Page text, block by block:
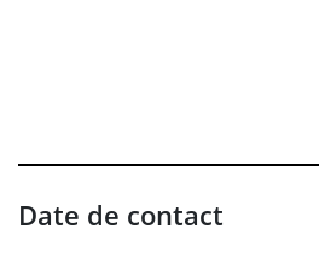
Date de contact